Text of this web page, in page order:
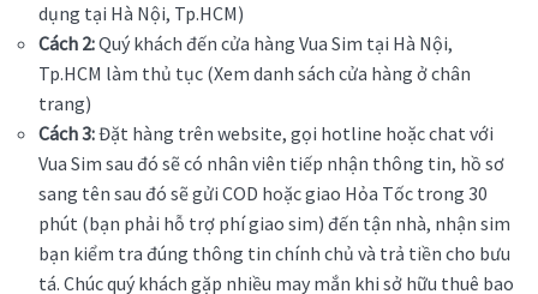
dụng tại Hà Nội, Tp.HCM)
Cách 2:Quý khách đến cửa hàng Vua Sim tại Hà Nội,
Tp.HCM làm thủ tục (Xem danh sách cửa hàng ở chân
trang)
Cách 3:Đặt hàng trên website, gọi hotline hoặc chat với
Vua Sim sau đó sẽ có nhân viên tiếp nhận thông tin, hồ sơ
sang tên sau đó sẽ gửi COD hoặc giao Hỏa Tốc trong 30
phút (bạn phải hỗ trợ phí giao sim) đến tận nhà, nhận sim
bạn kiểm tra đúng thông tin chính chủ và trả tiền cho bưu
tá. Chúc quý khách gặp nhiều may mắn khi sở hữu thuê bao